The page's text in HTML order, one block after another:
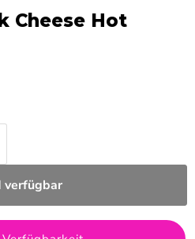
Cheese Hot
verfügbar